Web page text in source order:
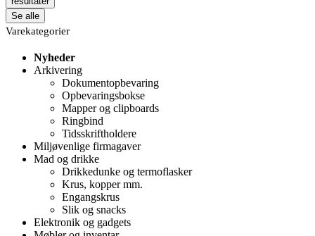
Se alle
Varekategorier
Nyheder
Arkivering
Dokumentopbevaring
Opbevaringsbokse
Mapper og clipboards
Ringbind
Tidsskriftholdere
Miljøvenlige firmagaver
Mad og drikke
Drikkedunke og termoflasker
Krus, kopper mm.
Engangskrus
Slik og snacks
Elektronik og gadgets